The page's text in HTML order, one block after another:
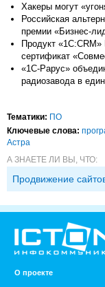
Хакеры могут
Российская
премии «Бизнес-
Продукт
сертификат
«1С-Рарус»
радиозавода в
Тематики: ПО
Ключевые слова:
Астра
А ЗНАЕТЕ ЛИ ВЫ, ЧТО:
Продвижение
О проекте